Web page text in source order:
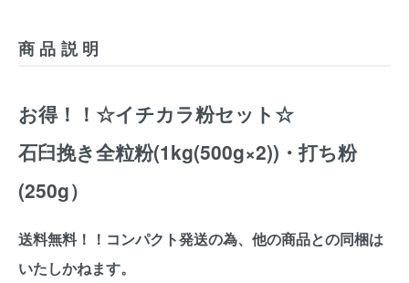
商品説明
お得！！☆イチカラ粉セット☆
石臼挽き全粒粉(1kg(500g×2))・打ち粉
(250g）
送料無料！！コンパクト発送の為、他の商品との同梱は
いたしかねます。